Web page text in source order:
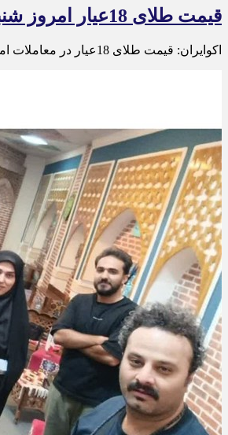
قیمت طلای 18عیار امروز شنبه 17مرداد/ افزایش قیمت + جدول و جزئیات
اکوایران: قیمت طلای 18عیار در معاملات امروز با افزایش اندکی همراه شد.